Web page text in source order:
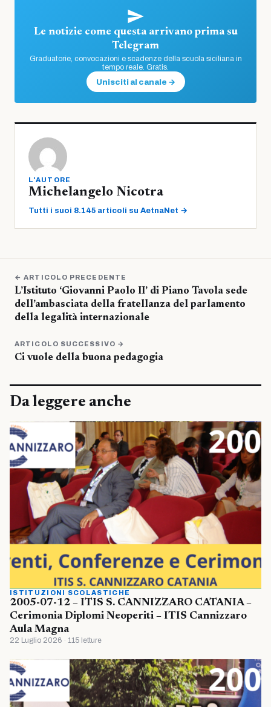
Le notizie come questa arrivano prima su
Telegram
Graduatorie, convocazioni e scadenze della scuola siciliana in
tempo reale. Gratis.
Unisciti al canale →
L'AUTORE
Michelangelo Nicotra
Tutti i suoi 8.145 articoli su AetnaNet →
← ARTICOLO PRECEDENTE
L’Istituto ‘Giovanni Paolo II’ di Piano Tavola sede
dell’ambasciata della fratellanza del parlamento
della legalità internazionale
ARTICOLO SUCCESSIVO →
Ci vuole della buona pedagogia
Da leggere anche
ISTITUZIONI SCOLASTICHE
2005-07-12 – ITIS S. CANNIZZARO CATANIA –
Cerimonia Diplomi Neoperiti – ITIS Cannizzaro
Aula Magna
22 Luglio 2026 · 115 letture